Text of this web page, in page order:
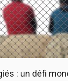
: un défi